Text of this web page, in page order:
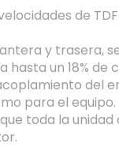
de
y
hasta un 18%
del
para el equipo.
toda la